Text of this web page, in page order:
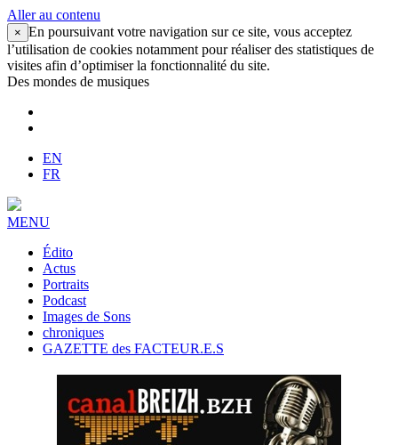
Aller au contenu
× En poursuivant votre navigation sur ce site, vous acceptez
l’utilisation de cookies notamment pour réaliser des statistiques de
visites afin d’optimiser la fonctionnalité du site.
Des mondes de musiques
EN
FR
MENU
Édito
Actus
Portraits
Podcast
Images de Sons
chroniques
GAZETTE des FACTEUR.E.S